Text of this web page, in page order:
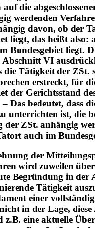
ist in
auf die
werdenden
davon, ob der
liegt, das heißt also:
Bundesgebiet liegt.
VI
die Tätigkeit der ZSt.
erstreckt, für
der Gerichtsstand
– Das bedeutet, dass
unterrichten ist, die
ZSt. anhängig
der
wird zuweilen
Begründung in der
Tätigkeit
einer
in der Lage, diese